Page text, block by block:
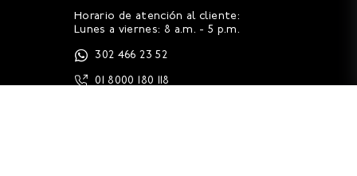
Horario de atención al cliente:
Lunes a viernes: 8 a.m. - 5 p.m.
302 466 23 52
01 8000 180 118